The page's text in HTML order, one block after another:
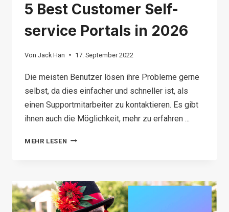
5 Best Customer Self-
service Portals in 2026
Von Jack Han 17. September 2022
Die meisten Benutzer lösen ihre Probleme gerne
selbst, da dies einfacher und schneller ist, als
einen Supportmitarbeiter zu kontaktieren. Es gibt
ihnen auch die Möglichkeit, mehr zu erfahren ...
MEHR LESEN 5
SELF-
SERVICE
PORTALS